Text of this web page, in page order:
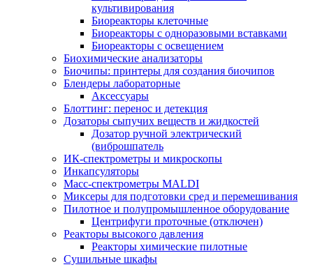
культивирования
Биореакторы клеточные
Биореакторы с одноразовыми вставками
Биореакторы с освещением
Биохимические анализаторы
Биочипы: принтеры для создания биочипов
Блендеры лабораторные
Аксессуары
Блоттинг: перенос и детекция
Дозаторы сыпучих веществ и жидкостей
Дозатор ручной электрический
(виброшпатель
ИК-спектрометры и микроскопы
Инкапсуляторы
Масс-спектрометры MALDI
Миксеры для подготовки сред и перемешивания
Пилотное и полупромышленное оборудование
Центрифуги проточные (отключен)
Реакторы высокого давления
Реакторы химические пилотные
Сушильные шкафы